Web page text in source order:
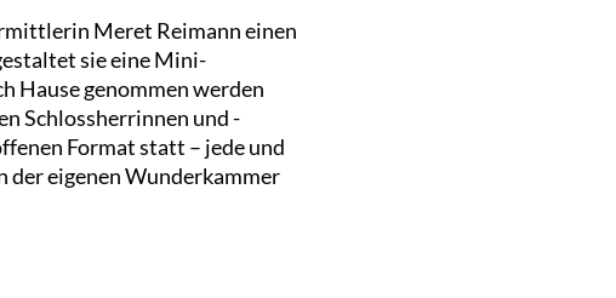
Meret Reimann einen
sie eine Mini-
Hause genommen werden
Schlossherrinnen und -
Format statt – jede und
der eigenen Wunderkammer